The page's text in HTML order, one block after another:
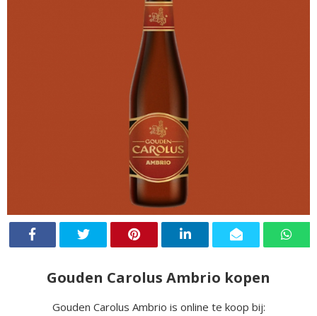
Gouden Carolus Ambrio kopen
Gouden Carolus Ambrio is online te koop bij: